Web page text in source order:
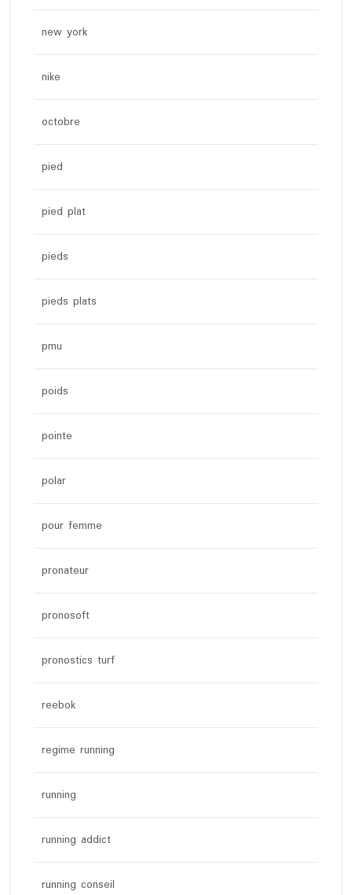
new york
nike
octobre
pied
pied plat
pieds
pieds plats
pmu
poids
pointe
polar
pour femme
pronateur
pronosoft
pronostics turf
reebok
regime running
running
running addict
running conseil